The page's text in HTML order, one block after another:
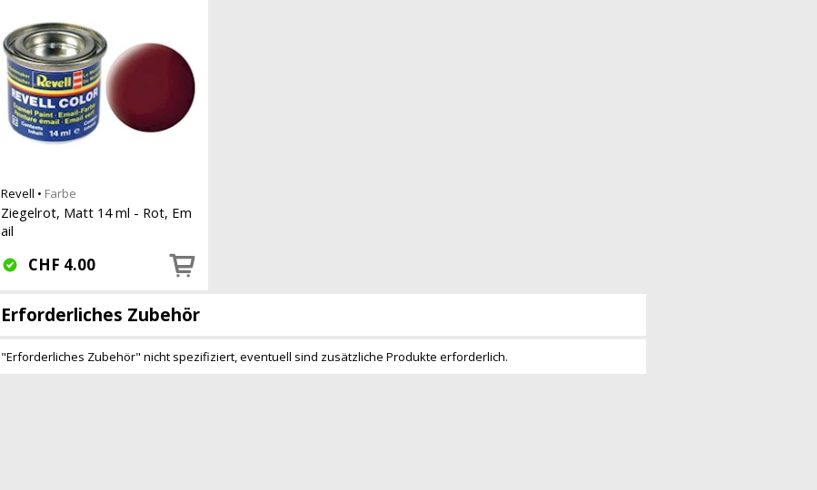
Revell • Farbe
Ziegelrot, Matt 14 ml - Rot, Em
ail
CHF 4.00
Erforderliches Zubehör
"Erforderliches Zubehör" nicht spezifiziert, eventuell sind zusätzliche Produkte erforderlich.